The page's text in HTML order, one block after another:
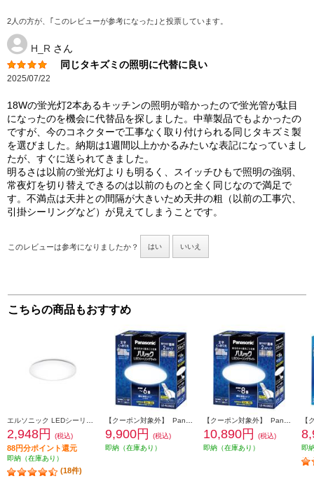
2人の方が、｢このレビューが参考になった｣と投票しています。
H_R さん
同じタキズミの照明に代替に良い
2025/07/22
18Wの蛍光灯2本あるキッチンの照明が暗かったので蛍光管が駄目
になったのを機会に代替品を探しました。中華製品でもよかったの
ですが、今のコネクターで工事なく取り付けられる同じタキズミ製
を選びました。納期は1週間以上かかるみたいな表記になっていまし
たが、すぐに送られてきました。
明るさは以前の蛍光灯よりも明るく、スイッチひもで照明の強弱、
常夜灯を切り替えできるのは以前のものと全く同じなので満足で
す。不満点は天井との間隔が大きいため天井の粗（以前の工事穴、
引掛シーリングなど）が見えてしまうことです。
このレビューは参考になりましたか？ はい いいえ
こちらの商品もおすすめ
2,948円 (税込)
88円分ポイント還元
即納（在庫あり）
(18件)
9,900円
(税込)
即納（在庫あり）
10,890円
(税込)
即納（在庫あり）
即